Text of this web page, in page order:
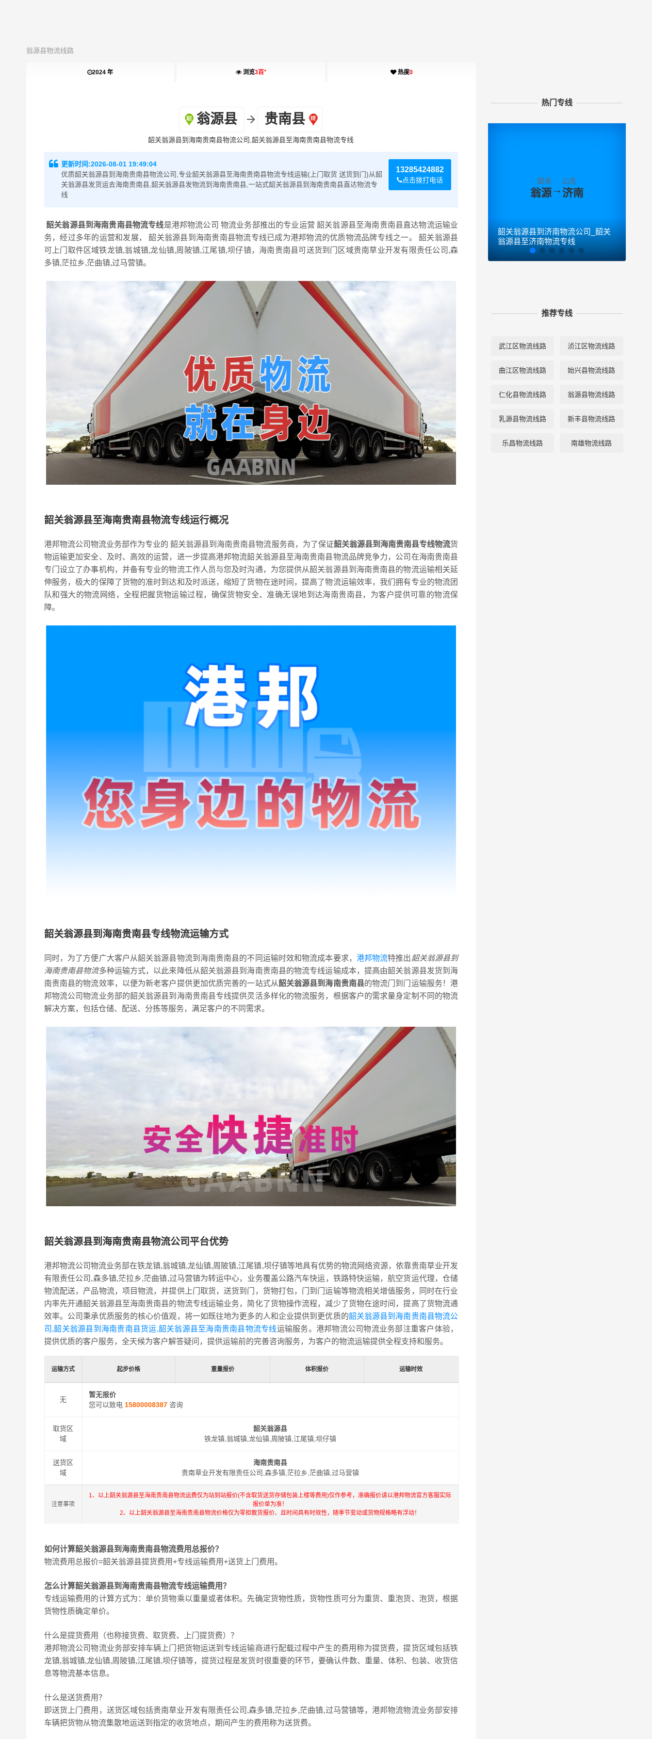
翁源县物流线路
2024 年 浏览3百+ 热度0
翁源县 贵南县
韶关翁源县到海南贵南县物流公司,韶关翁源县至海南贵南县物流专线
13285424882
点击拨打电话
更新时间:2026-08-01 19:49:04
优质韶关翁源县到海南贵南县物流公司,专业韶关翁源县至海南贵南县物流专线运输(上门取货 送货到门)从韶
关翁源县发货运去海南贵南县,韶关翁源县发物流到海南贵南县,一站式韶关翁源县到海南贵南县直达物流专
线
韶关翁源县到海南贵南县物流专线是港邦物流公司 物流业务部推出的专业运营 韶关翁源县至海南贵南县直达物流运输业
务，经过多年的运营和发展， 韶关翁源县到海南贵南县物流专线已成为港邦物流的优质物流品牌专线之一。 韶关翁源县
可上门取件区域铁龙镇,翁城镇,龙仙镇,周陂镇,江尾镇,坝仔镇，海南贵南县可送货到门区域贵南草业开发有限责任公司,森
多镇,茫拉乡,茫曲镇,过马营镇。
韶关翁源县至海南贵南县物流专线运行概况
港邦物流公司物流业务部作为专业的 韶关翁源县到海南贵南县物流服务商，为了保证韶关翁源县到海南贵南县专线物流货
物运输更加安全、及时、高效的运营，进一步提高港邦物流韶关翁源县至海南贵南县物流品牌竞争力，公司在海南贵南县
专门设立了办事机构，并备有专业的物流工作人员与您及时沟通，为您提供从韶关翁源县到海南贵南县的物流运输相关延
伸服务，极大的保障了货物的准时到达和及时派送，缩短了货物在途时间，提高了物流运输效率，我们拥有专业的物流团
队和强大的物流网络，全程把握货物运输过程，确保货物安全、准确无误地到达海南贵南县，为客户提供可靠的物流保
障。
韶关翁源县到海南贵南县专线物流运输方式
同时，为了方便广大客户从韶关翁源县物流到海南贵南县的不同运输时效和物流成本要求， 港邦物流特推出韶关翁源县到
海南贵南县物流多种运输方式，以此来降低从韶关翁源县到海南贵南县的物流专线运输成本，提高由韶关翁源县发货到海
南贵南县的物流效率，以便为新老客户提供更加优质完善的一站式从韶关翁源县到海南贵南县的物流门到门运输服务！港
邦物流公司物流业务部的韶关翁源县到海南贵南县专线提供灵活多样化的物流服务，根据客户的需求量身定制不同的物流
解决方案，包括仓储、配送、分拣等服务，满足客户的不同需求。
韶关翁源县到海南贵南县物流公司平台优势
港邦物流公司物流业务部在铁龙镇,翁城镇,龙仙镇,周陂镇,江尾镇,坝仔镇等地具有优势的物流网络资源，依靠贵南草业开发
有限责任公司,森多镇,茫拉乡,茫曲镇,过马营镇为转运中心，业务覆盖公路汽车快运，铁路特快运输，航空货运代理，仓储
物流配送，产品物流，项目物流，并提供上门取货，送货到门，货物打包，门到门运输等物流相关增值服务，同时在行业
内率先开通韶关翁源县至海南贵南县的物流专线运输业务，简化了货物操作流程，减少了货物在途时间，提高了货物流通
效率。公司秉承优质服务的核心价值观，将一如既往地为更多的人和企业提供到更优质的韶关翁源县到海南贵南县物流公
司,韶关翁源县到海南贵南县货运,韶关翁源县至海南贵南县物流专线运输服务。港邦物流公司物流业务部注重客户体验，
提供优质的客户服务，全天候为客户解答疑问，提供运输前的完善咨询服务，为客户的物流运输提供全程支持和服务。
运输方式 起步价格 重量报价 体积报价 运输时效
无
暂无报价
您可以致电 15800008387咨询
取货区
域
韶关翁源县
铁龙镇,翁城镇,龙仙镇,周陂镇,江尾镇,坝仔镇
送货区
域
海南贵南县
贵南草业开发有限责任公司,森多镇,茫拉乡,茫曲镇,过马营镇
注意事项
1、以上韶关翁源县至海南贵南县物流运费仅为站到站报价(不含取货送货存储包装上楼等费用)仅作参考，准确报价请以港邦物流官方客服实际
报价单为准！
2、以上韶关翁源县至海南贵南县物流价格仅为零担散货报价、且时间具有时效性，随季节变动或货物规格略有浮动！
如何计算韶关翁源县到海南贵南县物流费用总报价？
物流费用总报价=韶关翁源县提货费用+专线运输费用+送货上门费用。
怎么计算韶关翁源县到海南贵南县物流专线运输费用？
专线运输费用的计算方式为：单价货物乘以重量或者体积。先确定货物性质，货物性质可分为重货、重泡货、泡货，根据
货物性质确定单价。
什么是提货费用（也称接货费、取货费、上门提货费）？
港邦物流公司物流业务部安排车辆上门把货物运送到专线运输商进行配载过程中产生的费用称为提货费，提货区域包括铁
龙镇,翁城镇,龙仙镇,周陂镇,江尾镇,坝仔镇等，提货过程是发货时很重要的环节，要确认件数、重量、体积、包装、收货信
息等物流基本信息。
什么是送货费用？
即送货上门费用，送货区域包括贵南草业开发有限责任公司,森多镇,茫拉乡,茫曲镇,过马营镇等，港邦物流物流业务部安排
车辆把货物从物流集散地运送到指定的收货地点，期间产生的费用称为送货费。
热门专线
韶关
翁源→
山东
济南
韶关翁源县到济南物流公司_韶关
翁源县至济南物流专线
推荐专线
武江区物流线路 浈江区物流线路
曲江区物流线路 始兴县物流线路
仁化县物流线路 翁源县物流线路
乳源县物流线路 新丰县物流线路
乐昌物流线路 南雄物流线路